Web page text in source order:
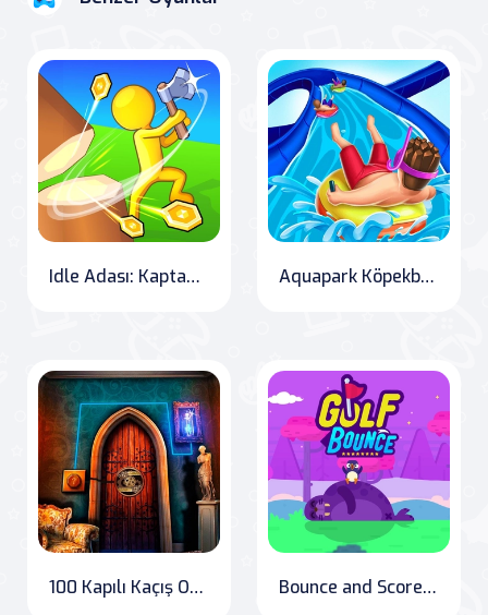
Idle Adası: Kaptanınızı Kurtarın Aquapark Köpekbalığı
100 Kapılı Kaçış Odası Bounce and Score: Golf Edition